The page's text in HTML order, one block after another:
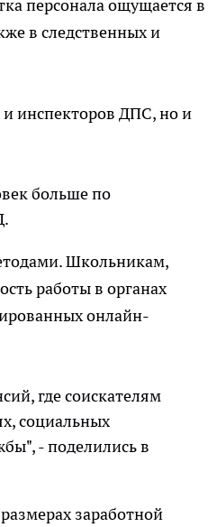
персонала ощущается в
в следственных и
и инспекторов ДПС, но и
больше по
Школьникам,
работы в органах
онлайн-
где соискателям
социальных
- поделились в
заработной